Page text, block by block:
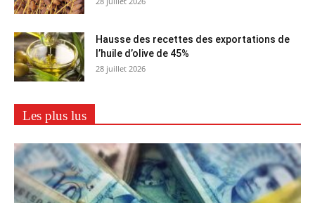
Hausse des recettes des exportations de
l’huile d’olive de 45%
28 juillet 2026
Les plus lus